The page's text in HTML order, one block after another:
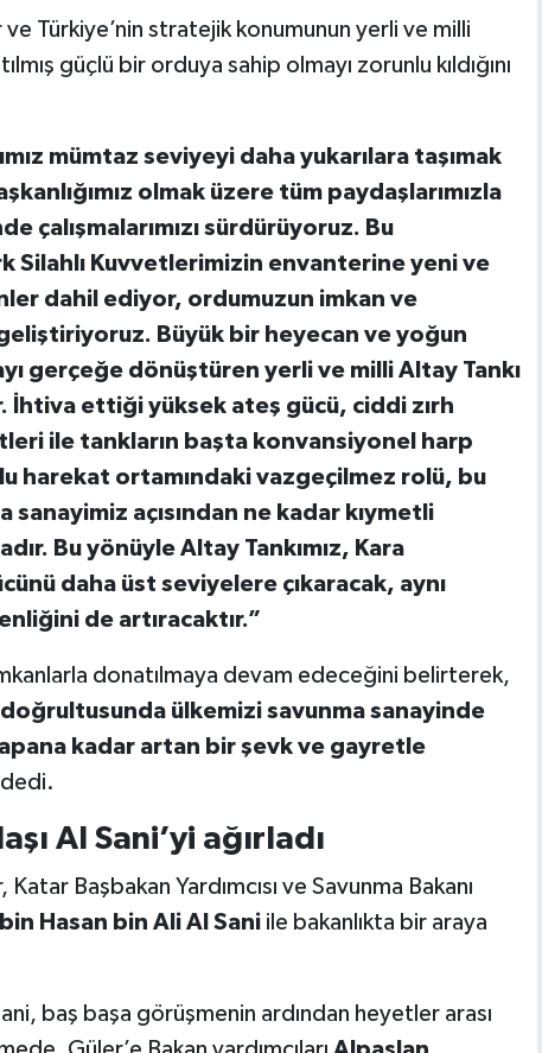
Türkiye’nin stratejik konumunun yerli ve milli
güçlü bir orduya sahip olmayı zorunlu kıldığını
mümtaz seviyeyi daha yukarılara taşımak
olmak üzere tüm paydaşlarımızla
çalışmalarımızı sürdürüyoruz. Bu
Silahlı Kuvvetlerimizin envanterine yeni ve
dahil ediyor, ordumuzun imkan ve
Büyük bir heyecan ve yoğun
gerçeğe dönüştüren yerli ve milli Altay Tankı
ettiği yüksek ateş gücü, ciddi zırh
ile tankların başta konvansiyonel harp
harekat ortamındaki vazgeçilmez rolü, bu
açısından ne kadar kıymetli
Bu yönüyle Altay Tankımız, Kara
daha üst seviyelere çıkaracak, aynı
de artıracaktır.”
donatılmaya devam edeceğini belirterek,
ülkemizi savunma sanayinde
kadar artan bir şevk ve gayretle
dedi.
Al Sani’yi ağırladı
Başbakan Yardımcısı ve Savunma Bakanı
Hasan bin Ali Al Saniile bakanlıkta bir araya
baş başa görüşmenin ardından heyetler arası